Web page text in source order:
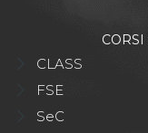
CLASS
FSE
SeC